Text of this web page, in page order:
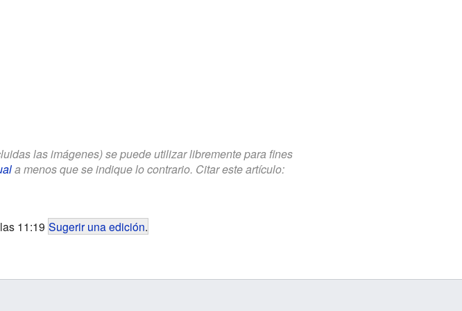
las imágenes) se puede utilizar libremente para fines
a menos que se indique lo contrario. Citar este artículo:
11:19 Sugerir una edición.